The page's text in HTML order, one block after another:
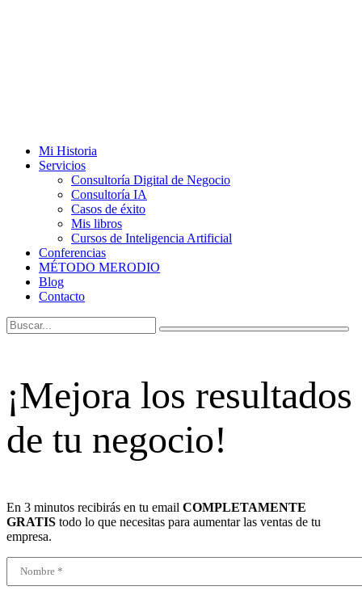
Mi Historia
Servicios
Consultoría Digital de Negocio
Consultoría IA
Casos de éxito
Mis libros
Cursos de Inteligencia Artificial
Conferencias
MÉTODO MERODIO
Blog
Contacto
¡Mejora los resultados
de tu negocio!
En 3 minutos recibirás en tu email COMPLETAMENTE
GRATIS todo lo que necesitas para aumentar las ventas de tu
empresa.